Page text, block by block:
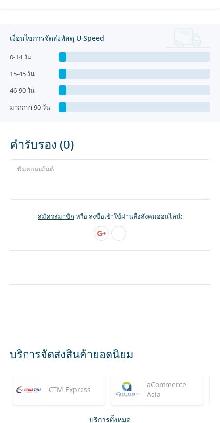
เงื่อนไขการจัดส่งพัสดุ U-Speed
0-14 วัน
15-45 วัน
46-90 วัน
มากกว่า 90 วัน
คำรับรอง (0)
สมัครสมาชิก หรือ ลงชื่อเข้าใช้ผ่านสื่อสังคมออนไลน์:
บริการจัดส่งสินค้ายอดนิยม
CTM Express
aCommerce
Asia
บริการทั้งหมด